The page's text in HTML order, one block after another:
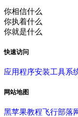
你相信什么
你执着什么
你就是什么
快速访问
应用程序安装工具系
网站地图
黑苹果教程飞行部落